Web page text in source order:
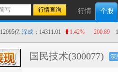
行情 个股
12095亿 深成 ：14311.01 1.42% 200.89
国民技术(300077) 深